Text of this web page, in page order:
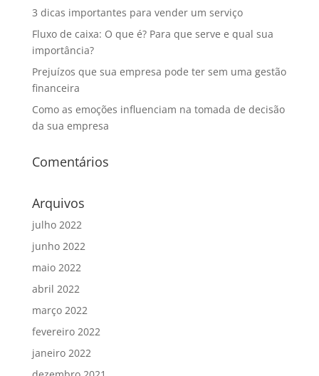
3 dicas importantes para vender um serviço
Fluxo de caixa: O que é? Para que serve e qual sua
importância?
Prejuízos que sua empresa pode ter sem uma gestão
financeira
Como as emoções influenciam na tomada de decisão
da sua empresa
Comentários
Arquivos
julho 2022
junho 2022
maio 2022
abril 2022
março 2022
fevereiro 2022
janeiro 2022